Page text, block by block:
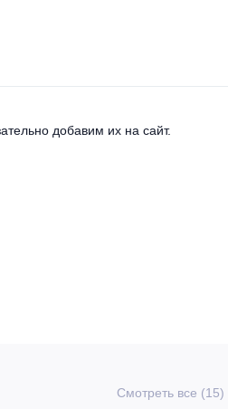
добавим их на сайт.
Смотреть все (15)